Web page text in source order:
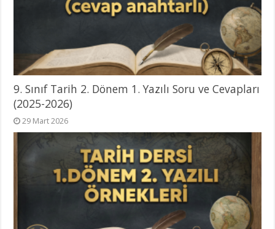
9. Sınıf Tarih 2. Dönem 1. Yazılı Soru ve Cevapları
(2025-2026)
29 Mart 2026